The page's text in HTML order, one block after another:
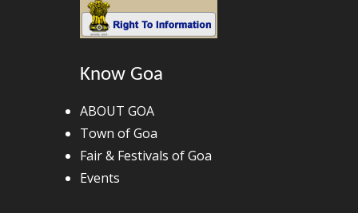
Know Goa
ABOUT GOA
Town of Goa
Fair & Festivals of Goa
Events